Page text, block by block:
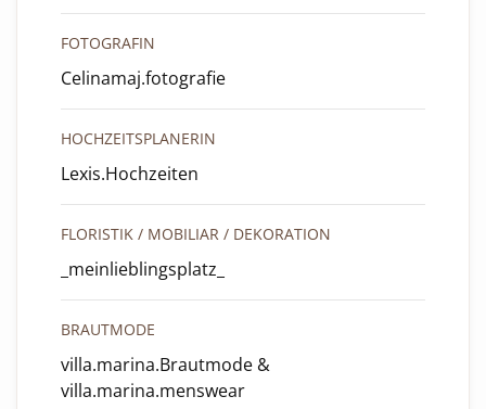
FOTOGRAFIN
Celinamaj.fotografie
HOCHZEITSPLANERIN
Lexis.Hochzeiten
FLORISTIK / MOBILIAR / DEKORATION
_meinlieblingsplatz_
BRAUTMODE
villa.marina.Brautmode &
villa.marina.menswear